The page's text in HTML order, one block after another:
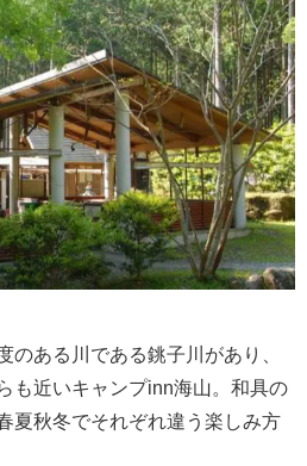
のある川である銚子川があり、
も近いキャンプinn海山。和具の
夏秋冬でそれぞれ違う楽しみ方